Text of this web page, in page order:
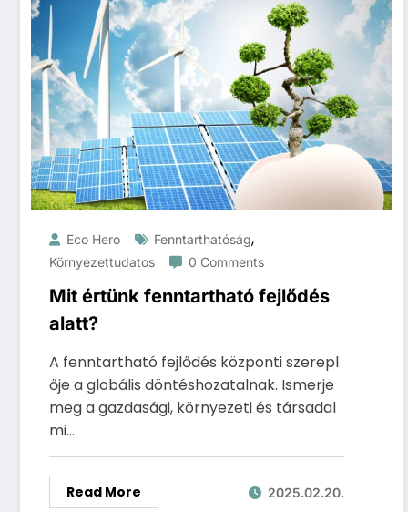
Eco Hero Fenntarthatóság,
Környezettudatos 0 Comments
Mit értünk fenntartható fejlődés
alatt?
A fenntartható fejlődés központi szerepl
ője a globális döntéshozatalnak. Ismerje
meg a gazdasági, környezeti és társadal
mi…
Read More 2025.02.20.